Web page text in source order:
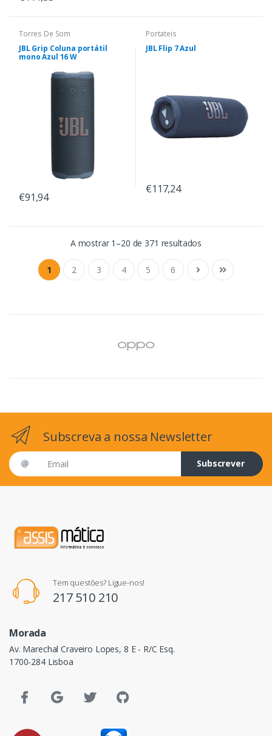
Torres De Som
JBL Grip Coluna portátil
mono Azul 16 W
€91,94
Portateis
JBL Flip 7 Azul
€117,24
A mostrar 1–20 de 371 resultados
1 2 3 4 5 6
Subscreva a nossa Newsletter
Email address
Subscrever
Tem questões? Ligue-nos!
217 510 210
Morada
Av. Marechal Craveiro Lopes, 8 E - R/C Esq.
1700-284 Lisboa